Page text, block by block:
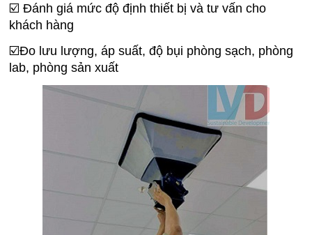
☑️ Đánh giá mức độ định thiết bị và tư vấn cho
khách hàng
☑️Đo lưu lượng, áp suất, độ bụi phòng sạch, phòng
lab, phòng sản xuất